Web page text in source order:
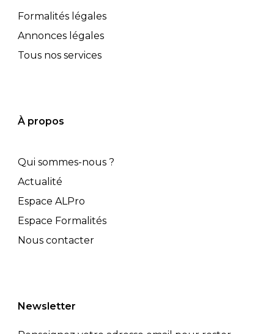
Formalités légales
Annonces légales
Tous nos services
À propos
Qui sommes-nous ?
Actualité
Espace ALPro
Espace Formalités
Nous contacter
Newsletter